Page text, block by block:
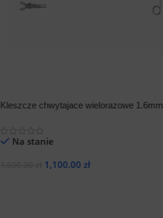
Kleszcze chwytajace wielorazowe 1.6mm
Na stanie
1,100.00 zł